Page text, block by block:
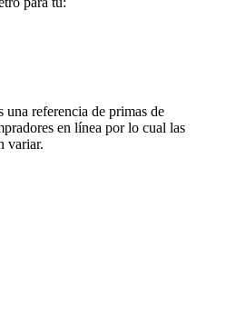
referencia de primas de
en línea por lo cual las
variar.